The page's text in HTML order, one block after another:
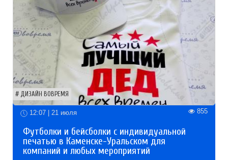
ДИЗАЙН ВОВРЕМЯ
12:07 | 21 июля 855
Футболки и бейсболки с индивидуальной
печатью в Каменске-Уральском для
компаний и любых мероприятий